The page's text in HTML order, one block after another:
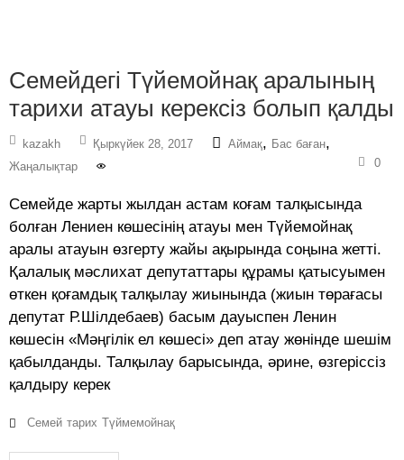
Семейдегі Түйемойнақ аралының
тарихи атауы керексіз болып қалды
kazakh Қыркүйек 28, 2017 Аймақ, Бас баған,
Жаңалықтар 0
Семейде жарты жылдан астам коғам талқысында
болған Лениен көшесінің атауы мен Түйемойнақ
аралы атауын өзгерту жайы ақырында соңына жетті.
Қалалық мәслихат депутаттары құрамы қатысуымен
өткен қоғамдық талқылау жиынында (жиын төрағасы
депутат Р.Шілдебаев) басым дауыспен Ленин
көшесін «Мәңгілік ел көшесі» деп атау жөнінде шешім
қабылданды. Талқылау барысында, әрине, өзгеріссіз
қалдыру керек
Семей тарих Түймемойнақ